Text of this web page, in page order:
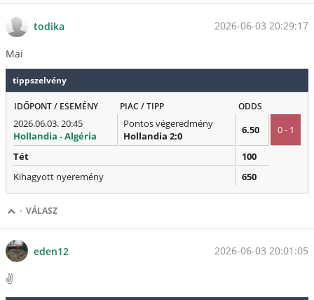
todika 2026-06-03 20:29:17
Mai
tippszelvény
IDŐPONT / ESEMÉNY PIAC / TIPP ODDS
2026.06.03. 20:45
Hollandia - Algéria
Pontos végeredmény
Hollandia 2:0
6.50 0 - 1
Tét
100
Kihagyott nyeremény
650
· VÁLASZ
eden12 2026-06-03 20:01:05
✌️